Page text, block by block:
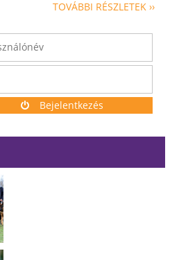
TOVÁBBI RÉSZLETEK ››
Bejelentkezés